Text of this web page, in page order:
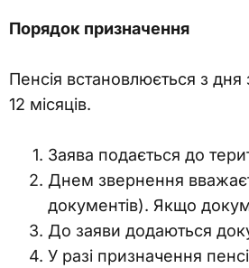
Порядок призначення
Пенсія встановлюється з
12 місяців.
Заява подається до
Днем звернення
документів). Якщо
До заяви додаються
У разі призначення